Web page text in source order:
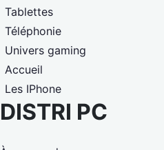
Tablettes
Téléphonie
Univers gaming
Accueil
Les IPhone
DISTRI PC